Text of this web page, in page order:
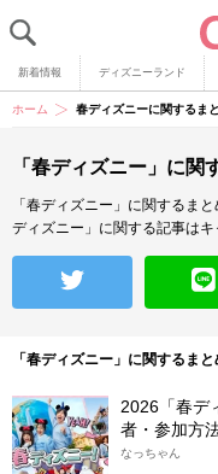
新着情報 ディズニーランド
ホーム 春ディズニーに関するま
「春ディズニー」に関
「春ディズニー」に関するまと
ディズニー」に関する記事はキ
「春ディズニー」に関するまと
2026「春デ
者・参加方
なっちゃん